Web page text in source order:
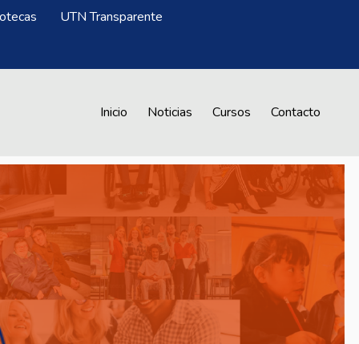
UTN Transparente
Menú CrAprende
Inicio Noticias Cursos Contacto